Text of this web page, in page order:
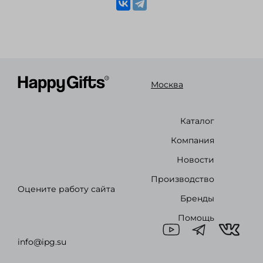
info@ipg.su
Оцените работу сайта
Москва
Каталог
Компания
Новости
Производство
Бренды
Помощь